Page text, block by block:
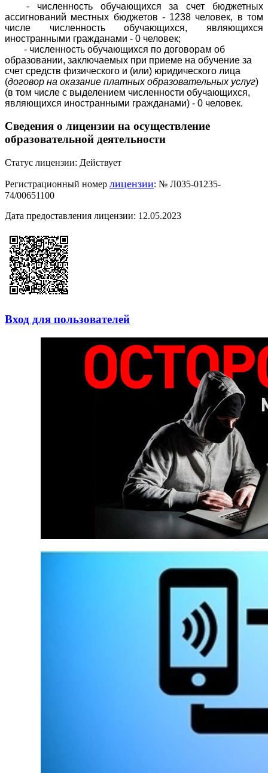
- численность обучающихся за счет бюджетных
ассигнований местных бюджетов - 1238 человек, в том
числе численность обучающихся, являющихся
иностранными гражданами - 0 человек;
- численность обучающихся по договорам об
образовании, заключаемых при приеме на обучение за
счет средств физического и (или) юридического лица
(договор на оказание платных образовательных услуг)
(в том числе с выделением численности обучающихся,
являющихся иностранными гражданами) - 0 человек.
Сведения о лицензии на осуществление
образовательной деятельности
Статус лицензии: Действует
Регистрационный номер лицензии: № Л035-01235-
74/00651100
Дата предоставления лицензии: 12.05.2023
Вход для пользователей